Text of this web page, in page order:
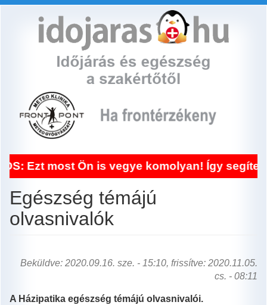
most Ön is vegye komolyan! Így segített a
Egészség témájú
olvasnivalók
Beküldve: 2020.09.16. sze. - 15:10, frissítve: 2020.11.05.
cs. - 08:11
A Házipatika egészség témájú olvasnivalói.